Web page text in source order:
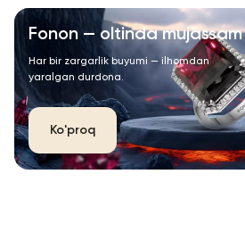
Fonon — oltinda mujassam
Har bir zargarlik buyumi — ilhomdan
yaralgan durdona.
Ko'proq